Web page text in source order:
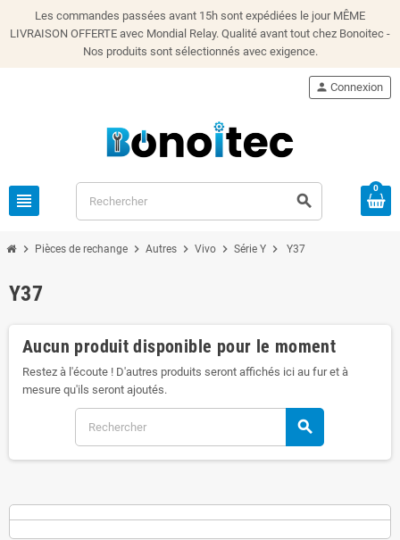
Les commandes passées avant 15h sont expédiées le jour MÊME
LIVRAISON OFFERTE avec Mondial Relay. Qualité avant tout chez Bonoitec -
Nos produits sont sélectionnés avec exigence.
view_headline search
person Connexion
0
chevron_right Pièces de rechange chevron_right Autres chevron_right Vivo chevron_right Série Y chevron_right Y37
Y37
Aucun produit disponible pour le moment
Restez à l'écoute ! D'autres produits seront affichés ici au fur et à
mesure qu'ils seront ajoutés.
search